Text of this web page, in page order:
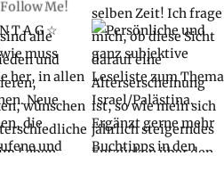
Follow Me!